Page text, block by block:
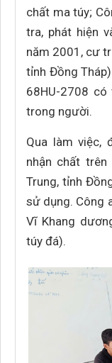
chất ma túy;
tra, phát hiện
năm 2001, cư
tỉnh Đồng
68HU-2708
trong người.
Qua làm việc,
nhận chất
Trung, tỉnh
sử dụng. Công
Vĩ Khang
túy đá).